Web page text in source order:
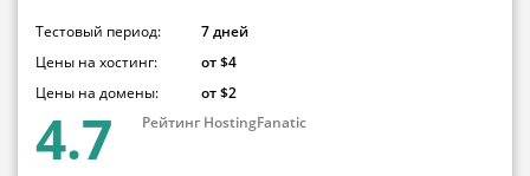
Тестовый период:
7 дней
Цены на хостинг:
от $4
Цены на домены:
от $2
4.7 Рейтинг HostingFanatic